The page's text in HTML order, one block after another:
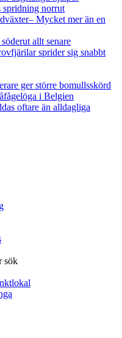
spridning norrut
Mycket mer än en
allt senare
sprider sig snabbt
ger större bomullsskörd
i Belgien
oftare än alldagliga
sök